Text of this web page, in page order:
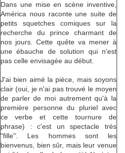
Dans une mise en scène inventive,
América nous raconte une suite de
petits squetches comiques sur la
recherche du prince charmant de
nos jours. Cette quête va mener à
une ébauche de solution qui n'est
pas celle envisagée au début.
J'ai bien aimé la pièce, mais soyons
clair (oui, je n'ai pas trouvé le moyen
de parler de moi autrement qu'à la
première personne du pluriel avec
ce verbe et cette tournure de
phrase) : c'est un spectacle très
"fille". Les hommes sont les
bienvenus, bien sûr, mais leur venue